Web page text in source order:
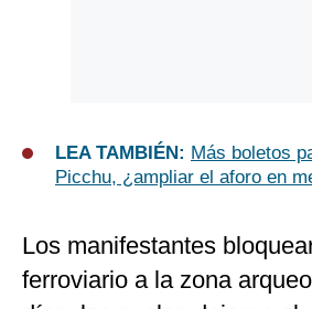
LEA TAMBIÉN: Más boletos
Picchu, ¿ampliar el aforo en
Los manifestantes
ferroviario a la zona